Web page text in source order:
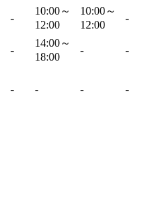
-
10:00～
12:00
10:00～
12:00
-
-
14:00～
18:00
- -
- - - -